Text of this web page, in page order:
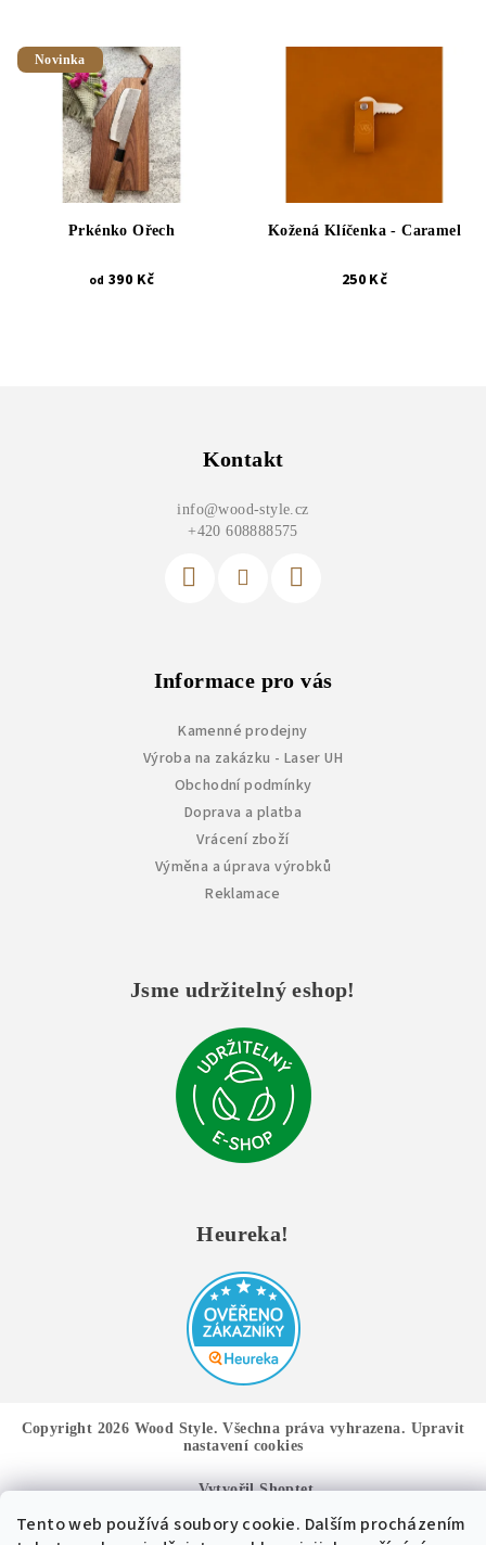
Tento web používá soubory cookie. Dalším procházením
Novinka
Prkénko Ořech
od 390 Kč
Kožená Klíčenka - Caramel
250 Kč
Kontakt
info@wood-style.cz
+420 608888575
Informace pro vás
Kamenné prodejny
Výroba na zakázku - Laser UH
Obchodní podmínky
Doprava a platba
Vrácení zboží
Výměna a úprava výrobků
Reklamace
Jsme udržitelný eshop!
Heureka!
Copyright 2026 Wood Style. Všechna práva vyhrazena. Upravit
nastavení cookies
Vytvořil Shoptet